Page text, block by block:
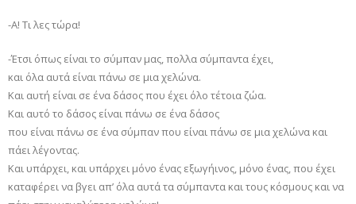
-Α! Τι λες τώρα!
-Έτσι όπως είναι το σύμπαν μας, πολλα σύμπαντα έχει,
και όλα αυτά είναι πάνω σε μια χελώνα.
Και αυτή είναι σε ένα δάσος που έχει όλο τέτοια ζώα.
Και αυτό το δάσος είναι πάνω σε ένα δάσος
που είναι πάνω σε ένα σύμπαν που είναι πάνω σε μια χελώνα και
πάει λέγοντας.
Και υπάρχει, και υπάρχει μόνο ένας εξωγήινος, μόνο ένας, που έχει
καταφέρει να βγει απ’ όλα αυτά τα σύμπαντα και τους κόσμους και να